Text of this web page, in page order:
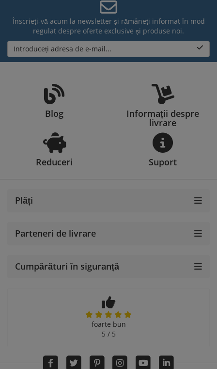
Înscrieți-vă acum la newsletter și rămâneți informat în mod
regulat despre oferte exclusive și produse noi.
Introduceți adresa de e-mail...
Blog Informații despre
livrare
Reduceri Suport
Plăți
Parteneri de livrare
Cumpărături în siguranță
foarte bun
5 / 5